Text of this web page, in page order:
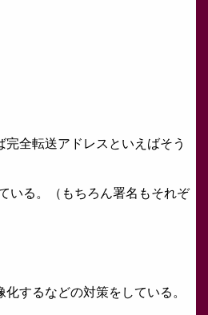
全転送アドレスといえばそう
いる。（もちろん署名もそれぞ
するなどの対策をしている。